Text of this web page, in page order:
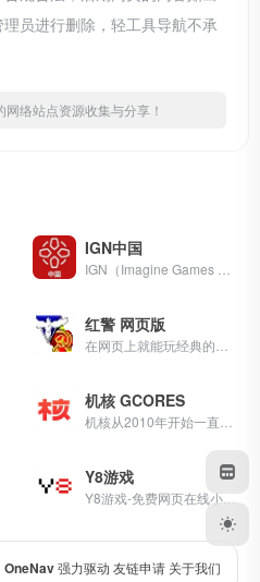
员进行删除，轻工具导航不承
络站点资源收集与分享！
IGN中国
红警 网页版
机核 GCORES
Y8游戏
OneNav强力驱动 友链申请 关于我们